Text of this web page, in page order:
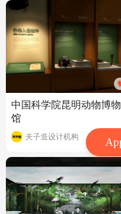
中国科学院昆明动物博物
馆
夫子造设计机构 4.1w